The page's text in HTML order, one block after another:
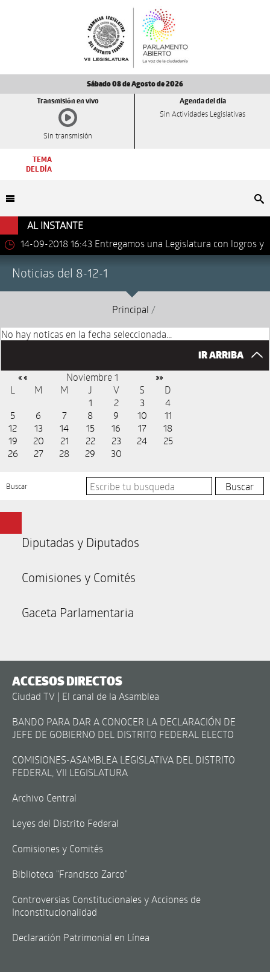
Sábado 08 de Agosto de 2026
Transmisión en vivo
Sin transmisión
Agenda del día
Sin Actividades Legislativas
TEMA
DEL DÍA
AL INSTANTE
14-09-2018 16:43 Entregamos una Legislatura con logros y
Noticias del 8-12-1
Principal /
No hay noticas en la fecha seleccionada...
IR ARRIBA
« « Noviembre 1 »»
L M M J V S
D
1
2 3
4
5
6 7 8 9 10
11
12
13 14 15 16 17
18
19
20 21 22 23 24
25
26
27 28 29 30
Buscar
Diputadas y Diputados
Comisiones y Comités
Gaceta Parlamentaria
ACCESOS DIRECTOS
Ciudad TV | El canal de la Asamblea
BANDO PARA DAR A CONOCER LA DECLARACIÓN DE
JEFE DE GOBIERNO DEL DISTRITO FEDERAL ELECTO
COMISIONES-ASAMBLEA LEGISLATIVA DEL DISTRITO
FEDERAL, VII LEGISLATURA
Archivo Central
Leyes del Distrito Federal
Comisiones y Comités
Biblioteca "Francisco Zarco"
Controversias Constitucionales y Acciones de
Inconstitucionalidad
Declaración Patrimonial en Línea